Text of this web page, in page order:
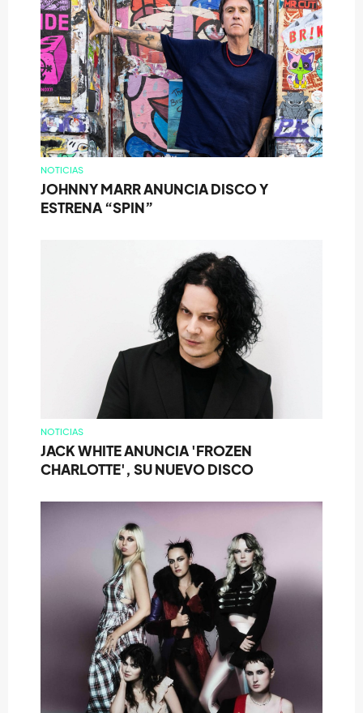
NOTICIAS
JOHNNY MARR ANUNCIA DISCO Y
ESTRENA “SPIN”
NOTICIAS
JACK WHITE ANUNCIA 'FROZEN
CHARLOTTE', SU NUEVO DISCO